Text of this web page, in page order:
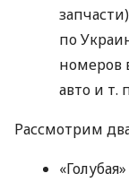
по
номеров
авто и т.
Рассмотрим